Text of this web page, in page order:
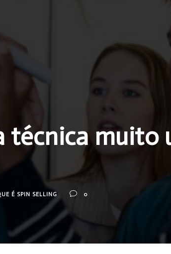
técnica muito
É SPIN SELLING 0